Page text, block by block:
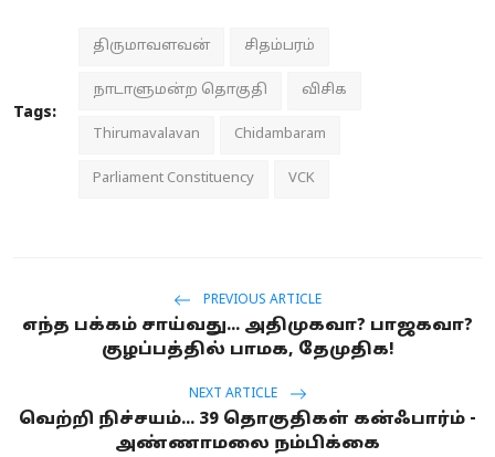
Tags:
திருமாவளவன் சிதம்பரம்
நாடாளுமன்ற தொகுதி விசிக
Thirumavalavan Chidambaram
Parliament Constituency VCK
PREVIOUS ARTICLE
எந்த பக்கம் சாய்வது... அதிமுகவா? பாஜகவா?
குழப்பத்தில் பாமக, தேமுதிக!
NEXT ARTICLE
வெற்றி நிச்சயம்... 39 தொகுதிகள் கன்ஃபார்ம் -
அண்ணாமலை நம்பிக்கை